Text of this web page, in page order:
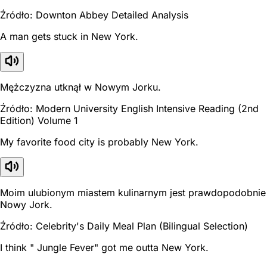
Źródło: Downton Abbey Detailed Analysis
A man gets stuck in New York.
Mężczyzna utknął w Nowym Jorku.
Źródło: Modern University English Intensive Reading (2nd
Edition) Volume 1
My favorite food city is probably New York.
Moim ulubionym miastem kulinarnym jest prawdopodobnie
Nowy Jork.
Źródło: Celebrity's Daily Meal Plan (Bilingual Selection)
I think " Jungle Fever" got me outta New York.